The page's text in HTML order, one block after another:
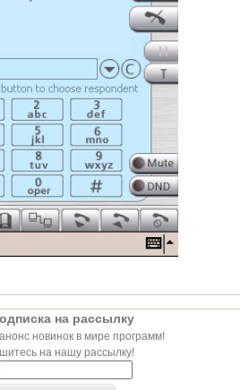
на рассылку
новинок в мире программ!
на нашу рассылку!